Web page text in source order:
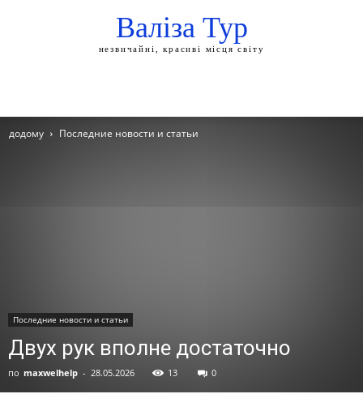
Валіза Тур
незвичайні, красиві місця світу
додому Последние новости и статьи
Последние новости и статьи
Двух рук вполне достаточно
по maxwelhelp - 28.05.2026 13 0